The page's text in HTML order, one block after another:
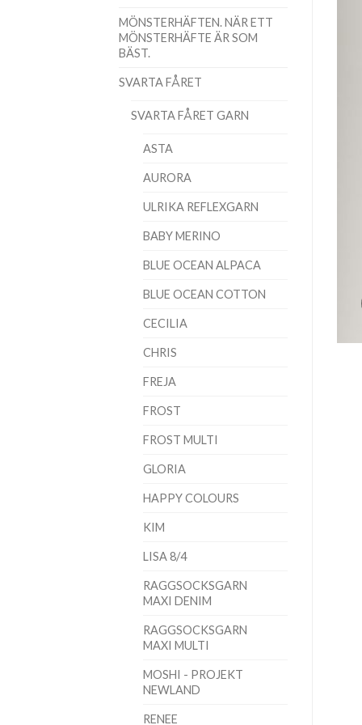
MÖNSTERHÄFTEN. NÄR ETT
MÖNSTERHÄFTE ÄR SOM
BÄST.
SVARTA FÅRET
SVARTA FÅRET GARN
ASTA
AURORA
ULRIKA REFLEXGARN
BABY MERINO
BLUE OCEAN ALPACA
BLUE OCEAN COTTON
CECILIA
CHRIS
FREJA
FROST
FROST MULTI
GLORIA
HAPPY COLOURS
KIM
LISA 8/4
RAGGSOCKSGARN
MAXI DENIM
RAGGSOCKSGARN
MAXI MULTI
MOSHI - PROJEKT
NEWLAND
RENEE